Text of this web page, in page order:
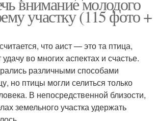
участку (115 фото +
что аист — это та птица,
во многих аспектах и счастье.
различными способами
но птицы могли селиться только
В непосредственной близости,
земельного участка удержать